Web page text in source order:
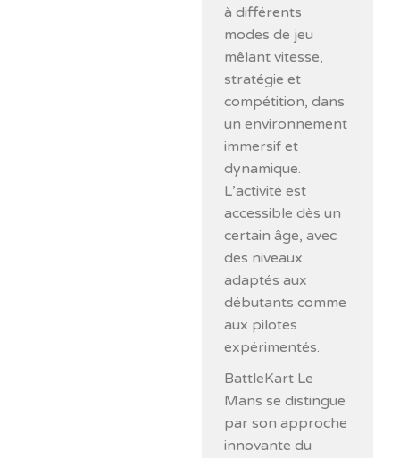
à différents
modes de jeu
mêlant vitesse,
stratégie et
compétition, dans
un environnement
immersif et
dynamique.
L’activité est
accessible dès un
certain âge, avec
des niveaux
adaptés aux
débutants comme
aux pilotes
expérimentés.
BattleKart Le
Mans se distingue
par son approche
innovante du